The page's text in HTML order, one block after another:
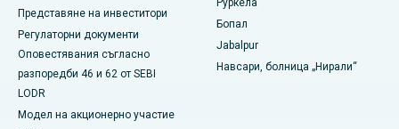
Най-добрата болница в Суаргейт, Пуна
Най-добрата болница за жени с рак в Южен Делхи
Представяне на инвеститори
Регулаторни документи
Оповестявания съгласно
разпоредби 46 и 62 от SEBI
LODR
Модел на акционерно участие
Руркела
Бопал
Jabalpur
Навсари, болница „Нирали“